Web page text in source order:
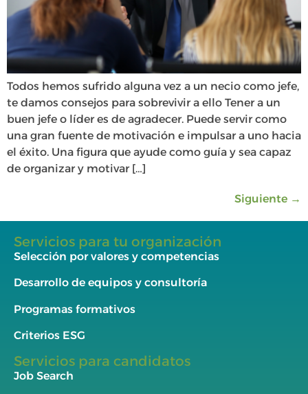
Todos hemos sufrido alguna vez a un necio como jefe,
te damos consejos para sobrevivir a ello Tener a un
buen jefe o líder es de agradecer. Puede servir como
una gran fuente de motivación e impulsar a uno hacia
el éxito. Una figura que ayude como guía y sea capaz
de organizar y motivar […]
Siguiente →
Servicios para tu organización
Selección por valores y competencias
Desarrollo de equipos y consultoría
Programas formativos
Criterios ESG
Servicios para candidatos
Job Search